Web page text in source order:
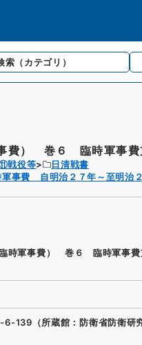
索 （カテゴリ）
費） 巻６ 臨時軍事
戦役等
日清戦書
事費 自明治２７年～至明治
臨時軍事費） 巻６ 臨時軍事
139（所蔵館：防衛省防衛研究